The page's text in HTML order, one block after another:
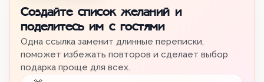
Создайте список желаний и
поделитесь им с гостями
Одна ссылка заменит длинные переписки,
поможет избежать повторов и сделает выбор
подарка проще для всех.